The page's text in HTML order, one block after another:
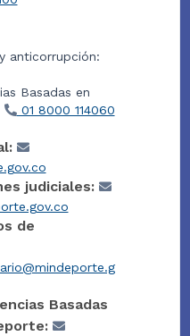
anticorrupción:
Basadas en
01 8000 114060
judiciales:
de
Basadas